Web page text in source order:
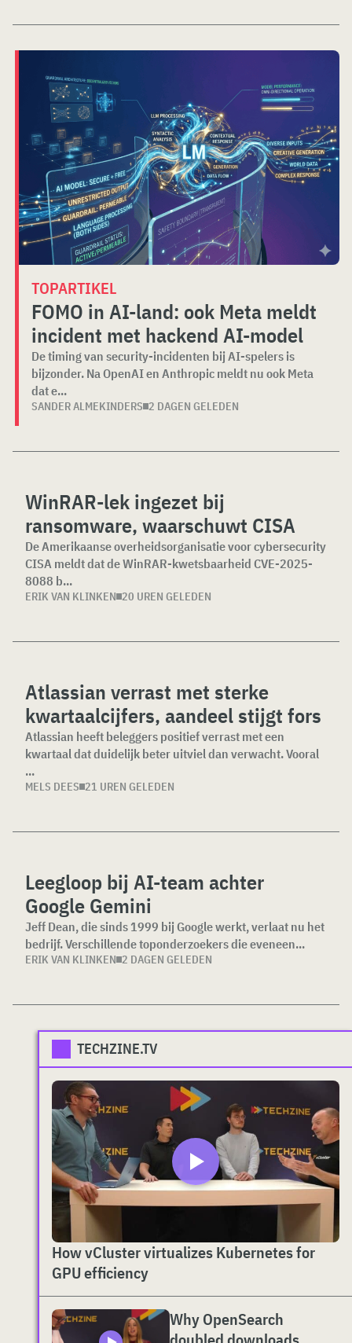
TOPARTIKEL
FOMO in AI-land: ook Meta meldt
incident met hackend AI-model
De timing van security-incidenten bij AI-spelers is
bijzonder. Na OpenAI en Anthropic meldt nu ook Meta
dat e...
SANDER ALMEKINDERS 2 DAGEN GELEDEN
WinRAR-lek ingezet bij
ransomware, waarschuwt CISA
De Amerikaanse overheidsorganisatie voor cybersecurity
CISA meldt dat de WinRAR-kwetsbaarheid CVE-2025-
8088 b...
ERIK VAN KLINKEN 20 UREN GELEDEN
Atlassian verrast met sterke
kwartaalcijfers, aandeel stijgt fors
Atlassian heeft beleggers positief verrast met een
kwartaal dat duidelijk beter uitviel dan verwacht. Vooral
...
MELS DEES 21 UREN GELEDEN
Leegloop bij AI-team achter
Google Gemini
Jeff Dean, die sinds 1999 bij Google werkt, verlaat nu het
bedrijf. Verschillende toponderzoekers die eveneen...
ERIK VAN KLINKEN 2 DAGEN GELEDEN
TECHZINE.TV
How vCluster virtualizes Kubernetes for
GPU efficiency
Why OpenSearch